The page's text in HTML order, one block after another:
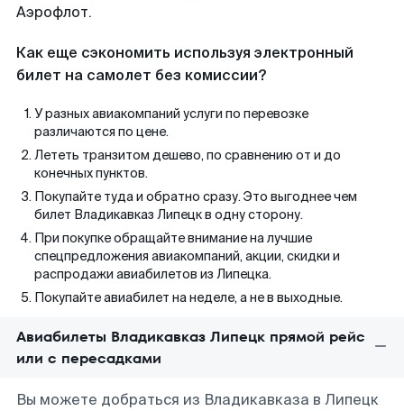
Аэрофлот.
Как еще сэкономить используя электронный
билет на самолет без комиссии?
У разных авиакомпаний услуги по перевозке
различаются по цене.
Лететь транзитом дешево, по сравнению от и до
конечных пунктов.
Покупайте туда и обратно сразу. Это выгоднее чем
билет Владикавказ Липецк в одну сторону.
При покупке обращайте внимание на лучшие
спецпредложения авиакомпаний, акции, скидки и
распродажи авиабилетов из Липецка.
Покупайте авиабилет на неделе, а не в выходные.
Авиабилеты Владикавказ Липецк прямой рейс
или с пересадками
Вы можете добраться из Владикавказа в Липецк